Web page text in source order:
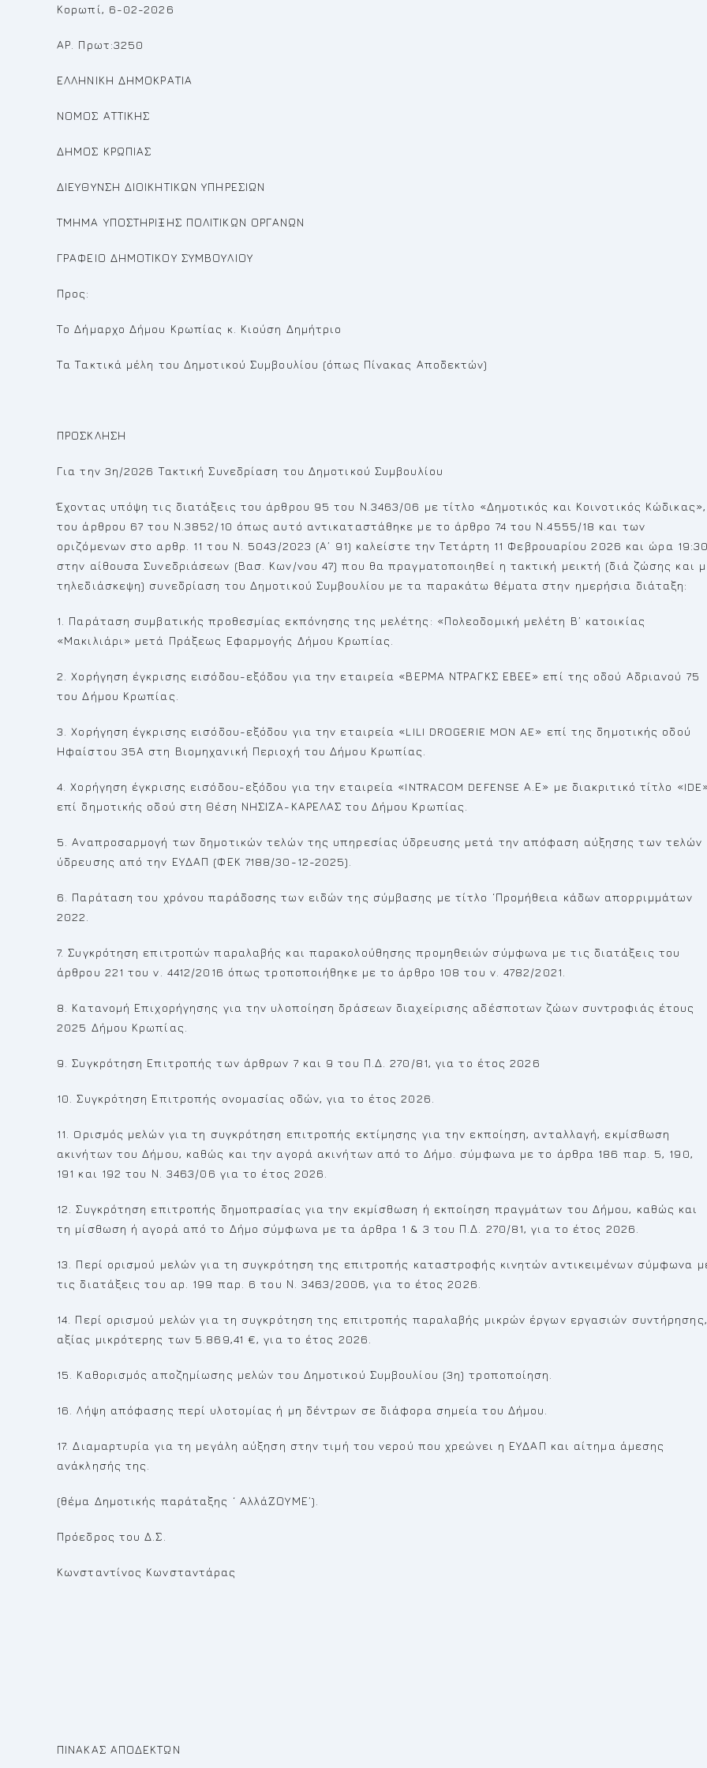
Κορωπί, 6-02-2026
ΑΡ. Πρωτ:3250
ΕΛΛΗΝΙΚΗ ΔΗΜΟΚΡΑΤΙΑ
ΝΟΜΟΣ ΑΤΤΙΚΗΣ
ΔΗΜΟΣ ΚΡΩΠΙΑΣ
ΔΙΕΥΘΥΝΣΗ ΔΙΟΙΚΗΤΙΚΩΝ ΥΠΗΡΕΣΙΩΝ
ΤΜΗΜΑ ΥΠΟΣΤΗΡΙΞΗΣ ΠΟΛΙΤΙΚΩΝ ΟΡΓΑΝΩΝ
ΓΡΑΦΕΙΟ ΔΗΜΟΤΙΚΟΥ ΣΥΜΒΟΥΛΙΟΥ
Προς:
Το Δήμαρχο Δήμου Κρωπίας κ. Κιούση Δημήτριο
Τα Τακτικά μέλη του Δημοτικού Συμβουλίου (όπως Πίνακας Αποδεκτών)
ΠΡΟΣΚΛΗΣΗ
Για την 3η/2026 Τακτική Συνεδρίαση του Δημοτικού Συμβουλίου
Έχοντας υπόψη τις διατάξεις του άρθρου 95 του Ν.3463/06 με τίτλο «Δημοτικός και Κοινοτικός Κώδικας»,
του άρθρου 67 του Ν.3852/10 όπως αυτό αντικαταστάθηκε με το άρθρο 74 του Ν.4555/18 και των
οριζόμενων στο αρθρ. 11 του Ν. 5043/2023 (Α’ 91) καλείστε την Τετάρτη 11 Φεβρουαρίου 2026 και ώρα
στην αίθουσα Συνεδριάσεων (Βασ. Κων/νου 47) που θα πραγματοποιηθεί η τακτική μεικτή (διά ζώσης και
τηλεδιάσκεψη) συνεδρίαση του Δημοτικού Συμβουλίου με τα παρακάτω θέματα στην ημερήσια διάταξη:
1. Παράταση συμβατικής προθεσμίας εκπόνησης της μελέτης: «Πολεοδομική μελέτη Β’ κατοικίας
«Μακιλιάρι» μετά Πράξεως Εφαρμογής Δήμου Κρωπίας.
2. Χορήγηση έγκρισης εισόδου-εξόδου για την εταιρεία «ΒΕΡΜΑ ΝΤΡΑΓΚΣ ΕΒΕΕ» επί της οδού Αδριανού 75
του Δήμου Κρωπίας.
3. Χορήγηση έγκρισης εισόδου-εξόδου για την εταιρεία «LILI DROGERIE MON AE» επί της δημοτικής οδού
Ηφαίστου 35Α στη Βιομηχανική Περιοχή του Δήμου Κρωπίας.
4. Χορήγηση έγκρισης εισόδου-εξόδου για την εταιρεία «INTRACOM DEFENSE Α.Ε» με διακριτικό τίτλο
επί δημοτικής οδού στη Θέση ΝΗΣΙΖΑ-ΚΑΡΕΛΑΣ του Δήμου Κρωπίας.
5. Αναπροσαρμογή των δημοτικών τελών της υπηρεσίας ύδρευσης μετά την απόφαση αύξησης των τελών
ύδρευσης από την ΕΥΔΑΠ (ΦΕΚ 7188/30-12-2025).
6. Παράταση του χρόνου παράδοσης των ειδών της σύμβασης με τίτλο ‘Προμήθεια κάδων απορριμμάτων
2022.
7. Συγκρότηση επιτροπών παραλαβής και παρακολούθησης προμηθειών σύμφωνα με τις διατάξεις του
άρθρου 221 του ν. 4412/2016 όπως τροποποιήθηκε με το άρθρο 108 του ν. 4782/2021.
8. Κατανομή Επιχορήγησης για την υλοποίηση δράσεων διαχείρισης αδέσποτων ζώων συντροφιάς έτους
2025 Δήμου Κρωπίας.
9. Συγκρότηση Επιτροπής των άρθρων 7 και 9 του Π.Δ. 270/81, για το έτος 2026
10. Συγκρότηση Επιτροπής ονομασίας οδών, για το έτος 2026.
11. Oρισμός μελών για τη συγκρότηση επιτροπής εκτίμησης για την εκποίηση, ανταλλαγή, εκμίσθωση
ακινήτων του Δήμου, καθώς και την αγορά ακινήτων από το Δήμο. σύμφωνα με το άρθρα 186 παρ. 5, 190,
191 και 192 του Ν. 3463/06 για το έτος 2026.
12. Συγκρότηση επιτροπής δημοπρασίας για την εκμίσθωση ή εκποίηση πραγμάτων του Δήμου, καθώς και
τη μίσθωση ή αγορά από το Δήμο σύμφωνα με τα άρθρα 1 & 3 του Π.Δ. 270/81, για το έτος 2026.
13. Περί ορισμού μελών για τη συγκρότηση της επιτροπής καταστροφής κινητών αντικειμένων σύμφωνα
τις διατάξεις του αρ. 199 παρ. 6 του Ν. 3463/2006, για το έτος 2026.
14. Περί ορισμού μελών για τη συγκρότηση της επιτροπής παραλαβής μικρών έργων εργασιών συντήρησης,
αξίας μικρότερης των 5.869,41 €, για το έτος 2026.
15. Καθορισμός αποζημίωσης μελών του Δημοτικού Συμβουλίου (3η) τροποποίηση.
16. Λήψη απόφασης περί υλοτομίας ή μη δέντρων σε διάφορα σημεία του Δήμου.
17. Διαμαρτυρία για τη μεγάλη αύξηση στην τιμή του νερού που χρεώνει η ΕΥΔΑΠ και αίτημα άμεσης
ανάκλησής της.
(θέμα Δημοτικής παράταξης ‘ ΑλλάΖΟΥΜΕ’).
Πρόεδρος του Δ.Σ.
Κωνσταντίνος Κωνσταντάρας
ΠΙΝΑΚΑΣ ΑΠΟΔΕΚΤΩΝ